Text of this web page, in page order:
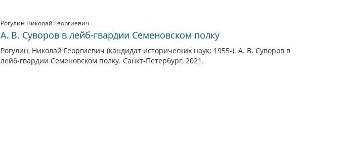
Рогулин Николай Георгиевич
А. В. Суворов в лейб-гвардии Семеновском полку
Рогулин, Николай Георгиевич (кандидат исторических наук; 1955-). А. В. Суворов в
лейб-гвардии Семеновском полку. Санкт-Петербург, 2021.